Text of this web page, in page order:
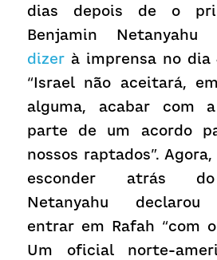
dias depois de o
dizer à imprensa no dia
“Israel não aceitará,
alguma, acabar com
parte de um acordo
nossos raptados”.
esconder atrás do
Netanyahu declarou
entrar em Rafah “com
Um oficial norte-